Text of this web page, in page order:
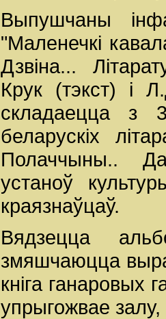
Выпушчаны
"Маленечкі
Дзвіна...
Крук (тэкст) і
складаецца з
беларускіх
Полаччыны..
устаноў
краязнаўцаў.
Вядзецца
змяшчаюцца
кніга ганаровых
упрыгожвае